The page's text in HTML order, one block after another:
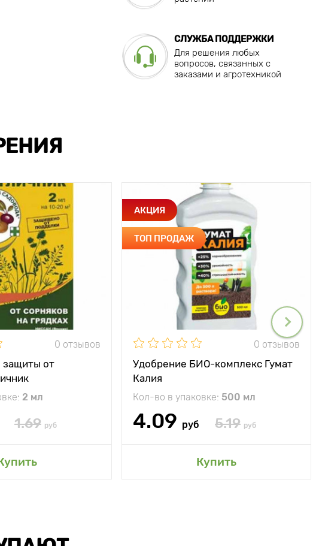
СЛУЖБА ПОДДЕРЖКИ
Для решения любых
вопросов, связанных с
заказами и агротехникой
0 отзывов
защиты от
2 мл
1.69 руб
АКЦИЯ
ТОП ПРОДАЖ
0 отзывов
Удобрение БИО-комплекс Гумат
Калия
Кол-во в упаковке: 500 мл
4.09 руб 5.19 руб
Купить